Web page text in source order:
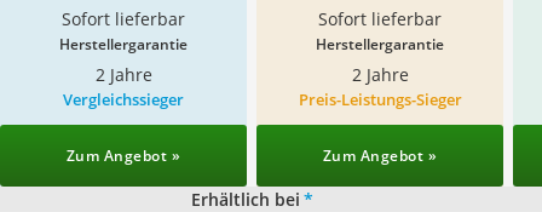
Sofort lieferbar Sofort lieferbar
Herstellergarantie
2 Jahre
Herstellergarantie
2 Jahre
Vergleichssieger
Zum Angebot »
Preis-Leistungs-Sieger
Zum Angebot »
Erhältlich bei *